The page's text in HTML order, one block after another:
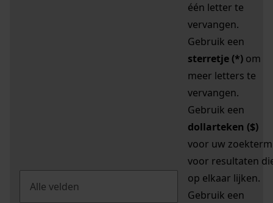
één letter te
vervangen.
Gebruik een
sterretje (*) om
meer letters te
vervangen.
Gebruik een
dollarteken ($)
voor uw zoekterm
voor resultaten
op elkaar lijken.
Gebruik een